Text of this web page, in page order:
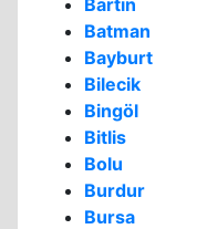
Bartın
Batman
Bayburt
Bilecik
Bingöl
Bitlis
Bolu
Burdur
Bursa